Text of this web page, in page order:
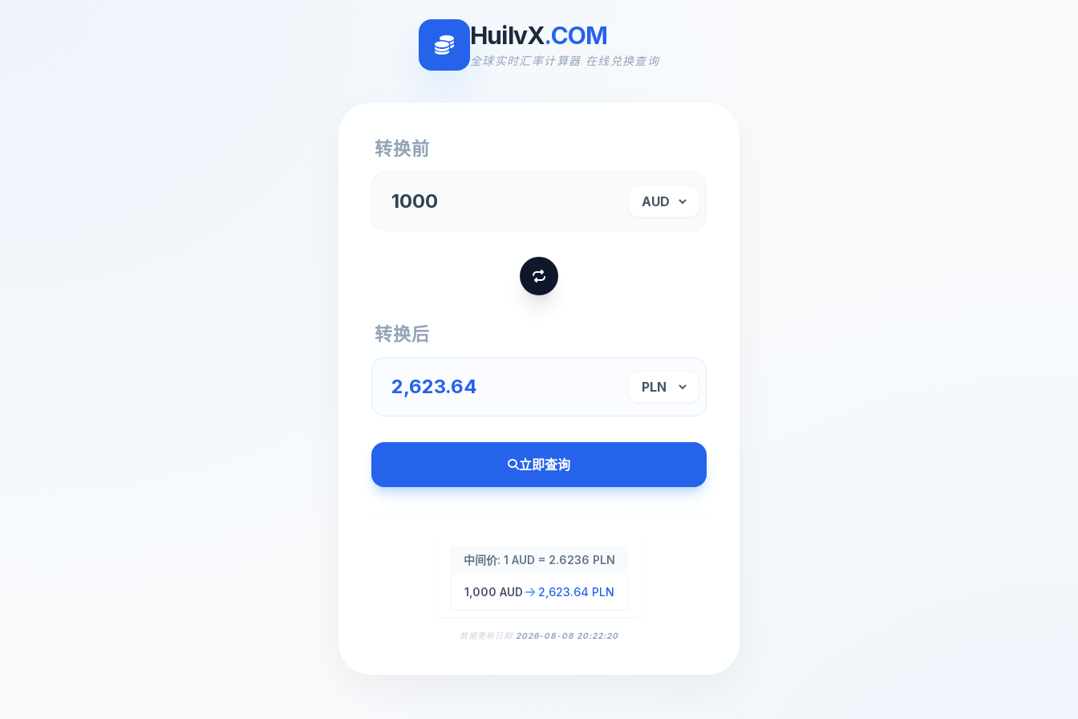
HuilvX.COM
全球实时汇率计算器 在线兑换查询
转换前
转换后
立即查询
中间价: 1 AUD = 2.6236 PLN
1,000 AUD 2,623.64 PLN
数据更新日期:2026-08-08 20:22:20